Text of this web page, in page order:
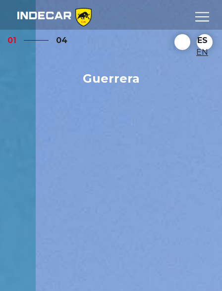
ES
EN
01 04
Guerrera